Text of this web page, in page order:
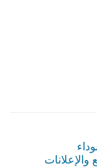
والإعلانات